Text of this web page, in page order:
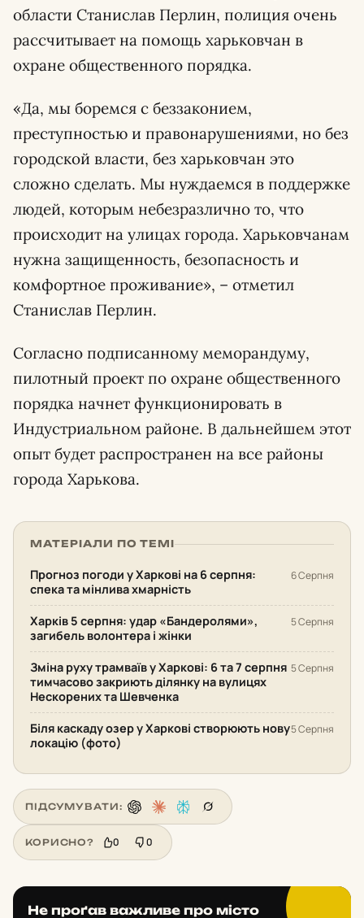
области Станислав Перлин, полиция очень
рассчитывает на помощь харьковчан в
охране общественного порядка.
«Да, мы боремся с беззаконием,
преступностью и правонарушениями, но без
городской власти, без харьковчан это
сложно сделать. Мы нуждаемся в поддержке
людей, которым небезразлично то, что
происходит на улицах города. Харьковчанам
нужна защищенность, безопасность и
комфортное проживание», – отметил
Станислав Перлин.
Согласно подписанному меморандуму,
пилотный проект по охране общественного
порядка начнет функционировать в
Индустриальном районе. В дальнейшем этот
опыт будет распространен на все районы
города Харькова.
МАТЕРІАЛИ ПО ТЕМІ
Прогноз погоди у Харкові на 6 серпня:
спека та мінлива хмарність
6 Серпня
Харків 5 серпня: удар «Бандеролями»,
загибель волонтера і жінки
5 Серпня
Зміна руху трамваїв у Харкові: 6 та 7 серпня
тимчасово закриють ділянку на вулицях
Нескорених та Шевченка
5 Серпня
Біля каскаду озер у Харкові створюють нову
локацію (фото)
5 Серпня
ПІДСУМУВАТИ:
КОРИСНО? 0 0
Не проґав важливе про місто